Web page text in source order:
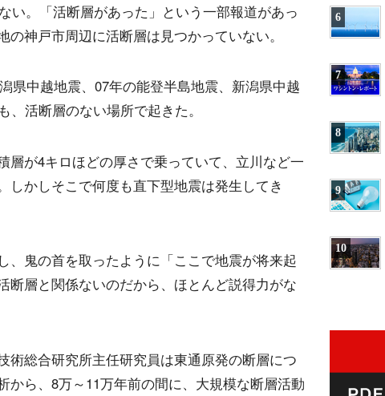
い。「活断層があった」という一部報道があっ
神戸市周辺に活断層は見つかっていない。
県中越地震、07年の能登半島地震、新潟県中越
活断層のない場所で起きた。
層が4キロほどの厚さで乗っていて、立川など一
しかしそこで何度も直下型地震は発生してき
、鬼の首を取ったように「ここで地震が将来起
断層と関係ないのだから、ほとんど説得力がな
術総合研究所主任研究員は東通原発の断層につ
から、8万～11万年前の間に、大規模な断層活動
6
7
8
9
10